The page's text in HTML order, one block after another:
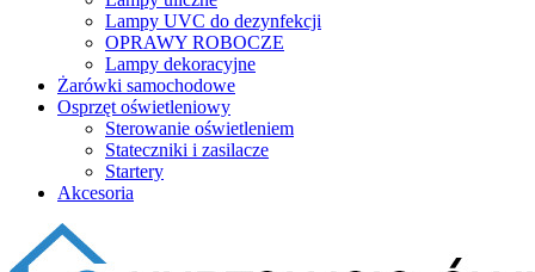
Lampy UVC do dezynfekcji
OPRAWY ROBOCZE
Lampy dekoracyjne
Żarówki samochodowe
Osprzęt oświetleniowy
Sterowanie oświetleniem
Stateczniki i zasilacze
Startery
Akcesoria